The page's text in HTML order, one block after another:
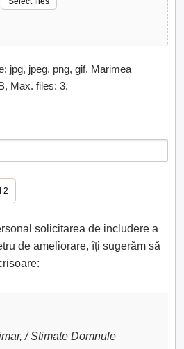
jpg, jpeg, png, gif, Marimea
Max. files: 3.
solicitarea de includere a
de ameliorare, îți sugerăm să
/ Stimate Domnule